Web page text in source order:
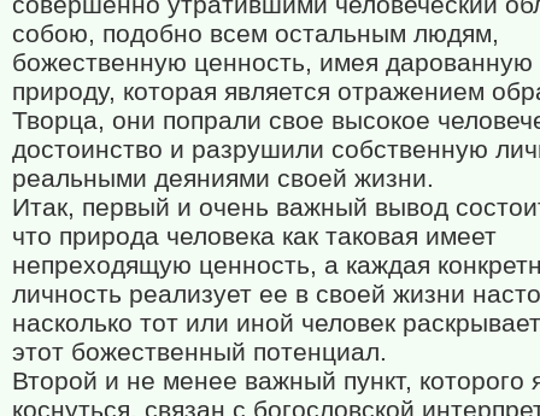
собою, подобно всем остальным людям,
божественную ценность, имея дарованную
природу, которая является отражением
Творца, они попрали свое высокое
достоинство и разрушили собственную
реальными деяниями своей жизни.
Итак, первый и очень важный вывод
что природа человека как таковая имеет
непреходящую ценность, а каждая
личность реализует ее в своей жизни
насколько тот или иной человек
этот божественный потенциал.
Второй и не менее важный пункт, которого
коснуться, связан с богословской